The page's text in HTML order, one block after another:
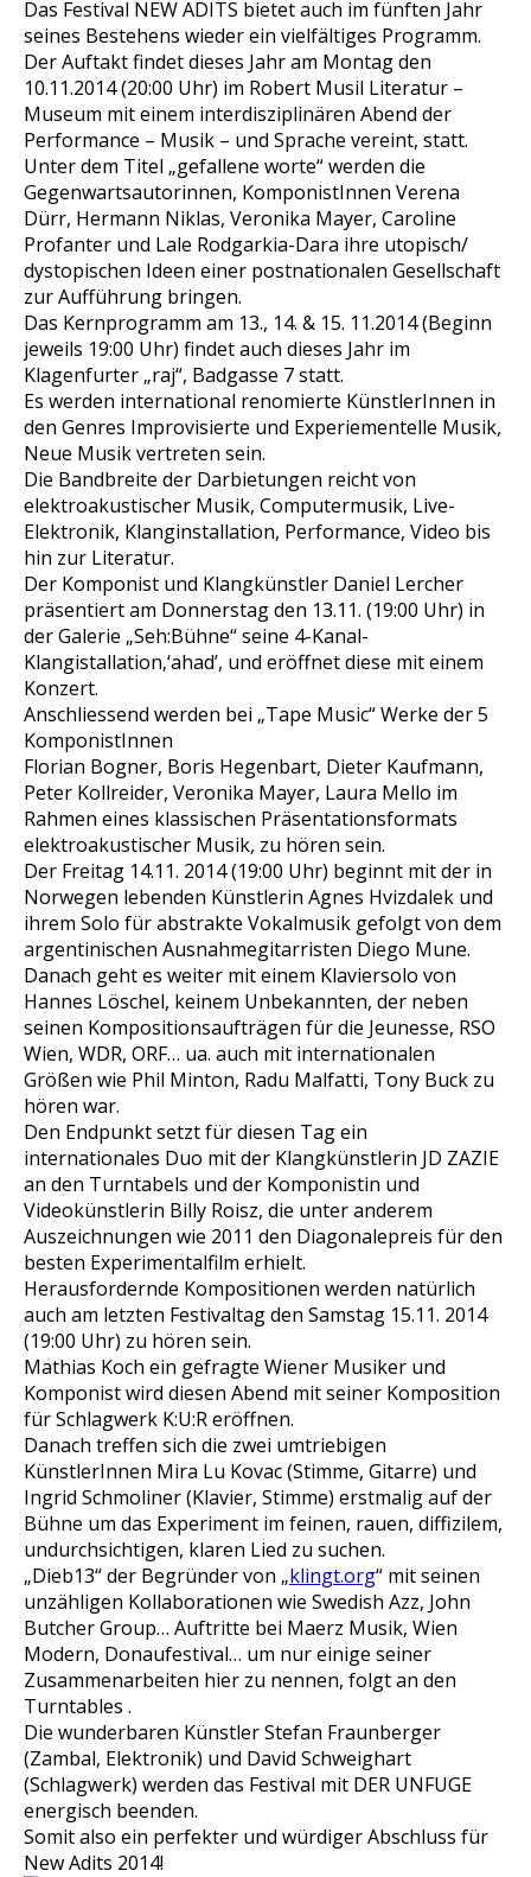
Das Festival NEW ADITS bietet auch im fünften Jahr
seines Bestehens wieder ein vielfältiges Programm.
Der Auftakt findet dieses Jahr am Montag den
10.11.2014 (20:00 Uhr) im Robert Musil Literatur –
Museum mit einem interdisziplinären Abend der
Performance – Musik – und Sprache vereint, statt.
Unter dem Titel „gefallene worte“ werden die
Gegenwartsautorinnen, KomponistInnen Verena
Dürr, Hermann Niklas, Veronika Mayer, Caroline
Profanter und Lale Rodgarkia-Dara ihre utopisch/
dystopischen Ideen einer postnationalen Gesellschaft
zur Aufführung bringen.
Das Kernprogramm am 13., 14. & 15. 11.2014 (Beginn
jeweils 19:00 Uhr) findet auch dieses Jahr im
Klagenfurter „raj“, Badgasse 7 statt.
Es werden international renomierte KünstlerInnen in
den Genres Improvisierte und Experiementelle Musik,
Neue Musik vertreten sein.
Die Bandbreite der Darbietungen reicht von
elektroakustischer Musik, Computermusik, Live-
Elektronik, Klanginstallation, Performance, Video bis
hin zur Literatur.
Der Komponist und Klangkünstler Daniel Lercher
präsentiert am Donnerstag den 13.11. (19:00 Uhr) in
der Galerie „Seh:Bühne“ seine 4-Kanal-
Klangistallation‚‘ahad’, und eröffnet diese mit einem
Konzert.
Anschliessend werden bei „Tape Music“ Werke der 5
KomponistInnen
Florian Bogner, Boris Hegenbart, Dieter Kaufmann,
Peter Kollreider, Veronika Mayer, Laura Mello im
Rahmen eines klassischen Präsentationsformats
elektroakustischer Musik, zu hören sein.
Der Freitag 14.11. 2014 (19:00 Uhr) beginnt mit der in
Norwegen lebenden Künstlerin Agnes Hvizdalek und
ihrem Solo für abstrakte Vokalmusik gefolgt von dem
argentinischen Ausnahmegitarristen Diego Mune.
Danach geht es weiter mit einem Klaviersolo von
Hannes Löschel, keinem Unbekannten, der neben
seinen Kompositionsaufträgen für die Jeunesse, RSO
Wien, WDR, ORF… ua. auch mit internationalen
Größen wie Phil Minton, Radu Malfatti, Tony Buck zu
hören war.
Den Endpunkt setzt für diesen Tag ein
internationales Duo mit der Klangkünstlerin JD ZAZIE
an den Turntabels und der Komponistin und
Videokünstlerin Billy Roisz, die unter anderem
Auszeichnungen wie 2011 den Diagonalepreis für den
besten Experimentalfilm erhielt.
Herausfordernde Kompositionen werden natürlich
auch am letzten Festivaltag den Samstag 15.11. 2014
(19:00 Uhr) zu hören sein.
Mathias Koch ein gefragte Wiener Musiker und
Komponist wird diesen Abend mit seiner Komposition
für Schlagwerk K:U:R eröffnen.
Danach treffen sich die zwei umtriebigen
KünstlerInnen Mira Lu Kovac (Stimme, Gitarre) und
Ingrid Schmoliner (Klavier, Stimme) erstmalig auf der
Bühne um das Experiment im feinen, rauen, diffizilem,
undurchsichtigen, klaren Lied zu suchen.
„Dieb13“ der Begründer von „klingt.org“ mit seinen
unzähligen Kollaborationen wie Swedish Azz, John
Butcher Group… Auftritte bei Maerz Musik, Wien
Modern, Donaufestival… um nur einige seiner
Zusammenarbeiten hier zu nennen, folgt an den
Turntables .
Die wunderbaren Künstler Stefan Fraunberger
(Zambal, Elektronik) und David Schweighart
(Schlagwerk) werden das Festival mit DER UNFUGE
energisch beenden.
Somit also ein perfekter und würdiger Abschluss für
New Adits 2014!